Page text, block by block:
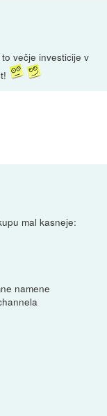
večje investicije v
mal kasneje:
namene